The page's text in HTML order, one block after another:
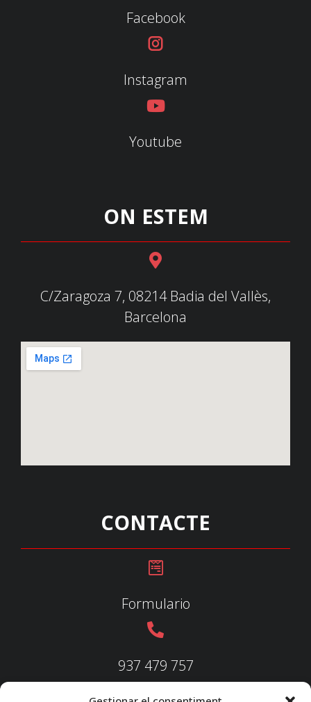
Facebook
Instagram
Youtube
ON ESTEM
C/Zaragoza 7, 08214 Badia del Vallès,
Barcelona
CONTACTE
Formulario
937 479 757